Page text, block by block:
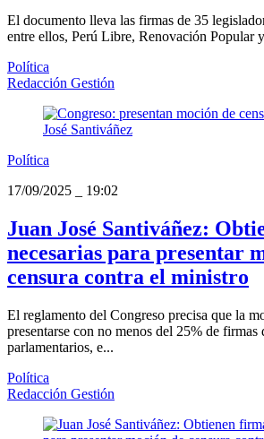
El documento lleva las firmas de 35
entre ellos, Perú Libre, Renovación Popular
Política
Redacción Gestión
Política
17/09/2025
19:02
Juan José Santiváñez:
necesarias para presentar
censura contra el ministro
El reglamento del Congreso precisa que la
presentarse con no menos del 25% de firmas
parlamentarios, e...
Política
Redacción Gestión